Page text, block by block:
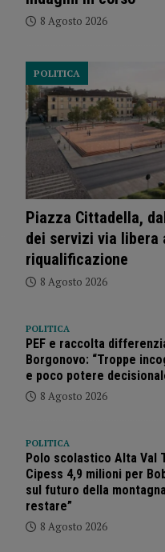
8 Agosto 2026
Piazza Cittadella,
dei servizi via libera
riqualificazione
POLITICA
8 Agosto 2026
POLITICA
PEF e raccolta
Borgonovo: “Troppe
e poco potere
8 Agosto 2026
POLITICA
Polo scolastico Alta Val
Cipess 4,9 milioni per
sul futuro della
restare”
8 Agosto 2026